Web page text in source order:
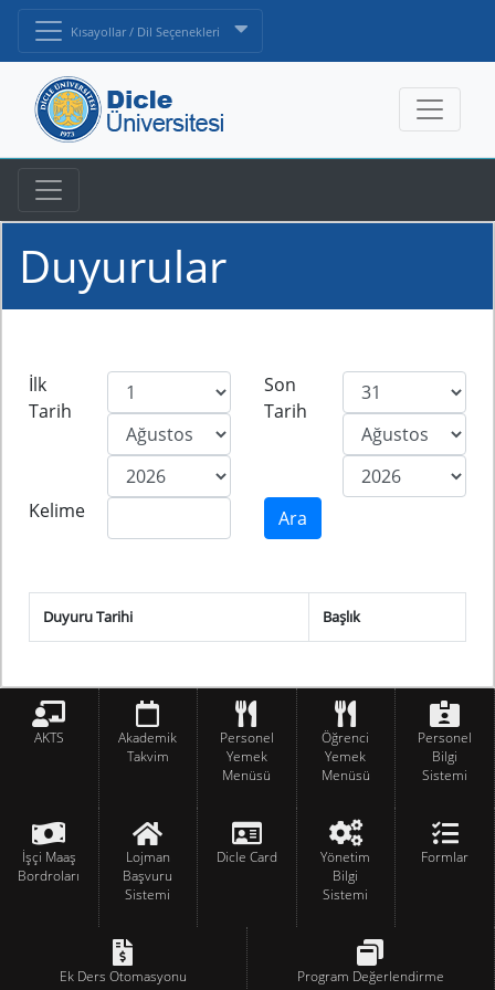
Kısayollar / Dil Seçenekleri
Duyurular
İlk
Tarih
Son
Tarih
Kelime
Duyuru Tarihi Başlık
AKTS
Akademik
Takvim
Personel
Yemek
Menüsü
Öğrenci
Yemek
Menüsü
Personel
Bilgi
Sistemi
İşçi Maaş
Bordroları
Lojman
Başvuru
Sistemi
Dicle Card
Yönetim
Bilgi
Sistemi
Formlar
Ek Ders Otomasyonu Program Değerlendirme